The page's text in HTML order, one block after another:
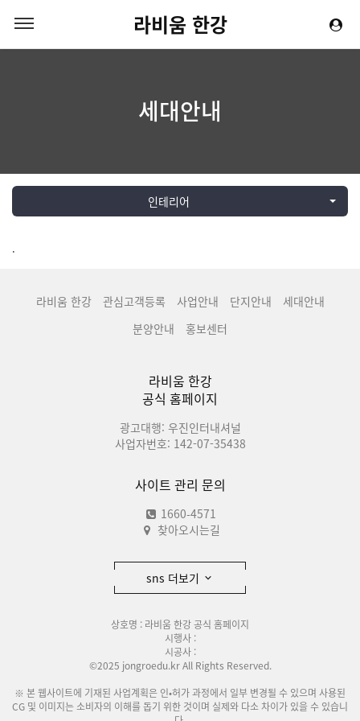
라비움 한강
세대안내
인테리어
.
라비움 한강 관심고객등록 사업안내 단지안내
세대안내
분양안내
홍보센터
라비움 한강
공식 홈페이지
광고대행: 우진인터내셔널
사업자번호: 142-07-35438
사이트 관리 문의
1660-4571
찾아오시는길
sns 더보기
상호명 : 라비움 한강 공식 홈페이지
시행사 :
시공사 :
©2025 jongroedu.kr All Rights Reserved.
※ 본 웹사이트에 기재된 사업계획은 인•허가 과정에서 일부 변경될 수 있으며 사용된
CG 및 이미지는 소비자의 이해를 돕기 위한 것이며 실제와 다소 차이가 있을 수 있습니